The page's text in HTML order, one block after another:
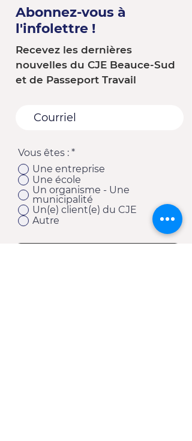
Abonnez-vous à
l'infolettre !
Recevez les dernières
nouvelles du CJE Beauce-Sud
et de Passeport Travail
Vous êtes : *
Une entreprise
Une école
Un organisme - Une
municipalité
Un(e) client(e) du CJE
Autre